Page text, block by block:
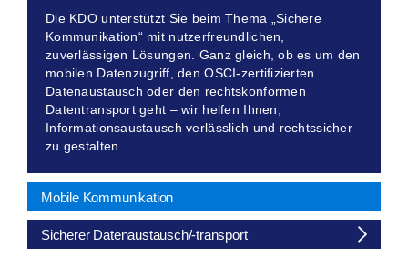
Die KDO unterstützt Sie beim Thema „Sichere
Kommunikation“ mit nutzerfreundlichen,
zuverlässigen Lösungen. Ganz gleich, ob es um den
mobilen Datenzugriff, den OSCI-zertifizierten
Datenaustausch oder den rechtskonformen
Datentransport geht – wir helfen Ihnen,
Informationsaustausch verlässlich und rechtssicher
zu gestalten.
Mobile Kommunikation
Sicherer Datenaustausch/-transport